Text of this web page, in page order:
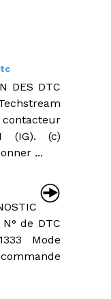
DES DTC
(IG). (c)
...
de DTC
Mode